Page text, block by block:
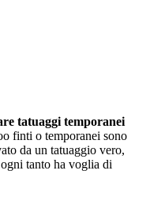
tatuaggi temporanei
finti o temporanei sono
da un tatuaggio vero,
tanto ha voglia di